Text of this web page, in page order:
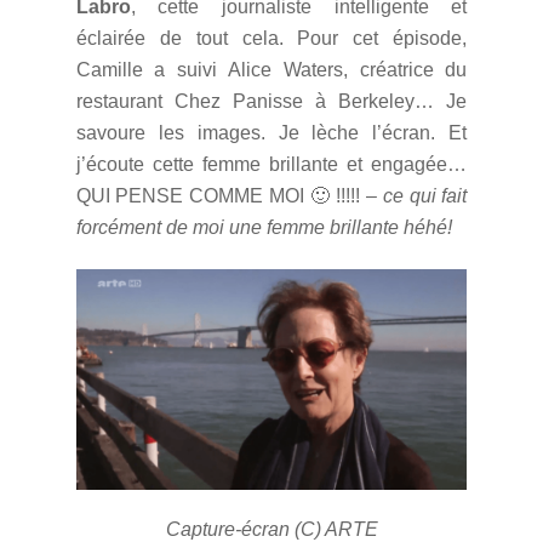
Labro, cette journaliste intelligente et
éclairée de tout cela. Pour cet épisode,
Camille a suivi Alice Waters, créatrice du
restaurant Chez Panisse à Berkeley… Je
savoure les images. Je lèche l’écran. Et
j’écoute cette femme brillante et engagée…
QUI PENSE COMME MOI 🙂 !!!!! – ce qui fait
forcément de moi une femme brillante héhé!
Capture-écran (C) ARTE